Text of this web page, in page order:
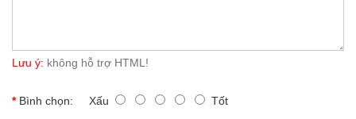
Lưu ý: không hỗ trợ HTML!
Bình chọn: Xấu Tốt